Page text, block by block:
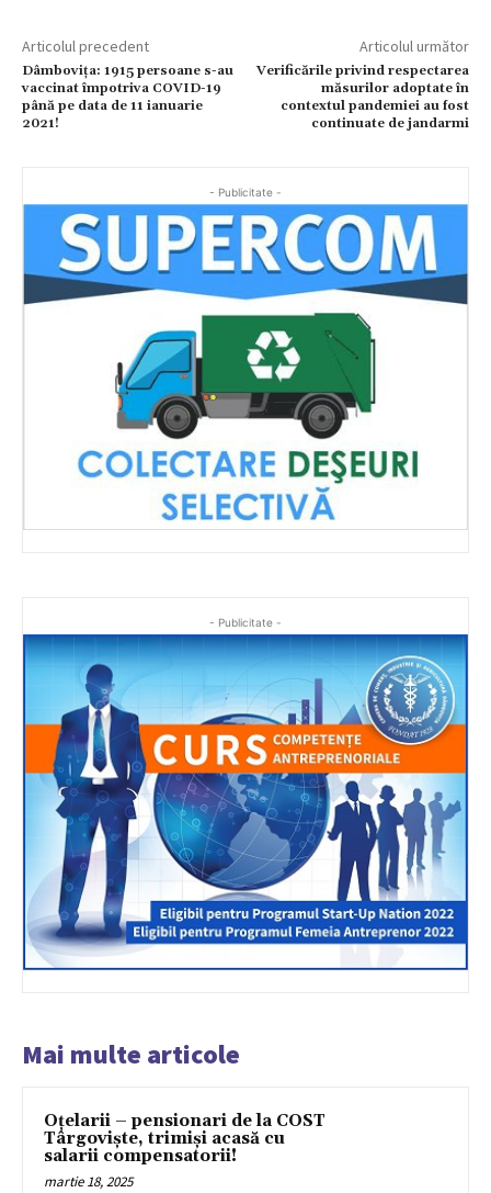
Articolul precedent
Dâmbovița: 1915 persoane s-au
vaccinat împotriva COVID-19
până pe data de 11 ianuarie
2021!
Articolul următor
Verificările privind respectarea
măsurilor adoptate în
contextul pandemiei au fost
continuate de jandarmi
- Publicitate -
- Publicitate -
Mai multe articole
Oțelarii – pensionari de la COST
Târgoviște, trimiși acasă cu
salarii compensatorii!
martie 18, 2025